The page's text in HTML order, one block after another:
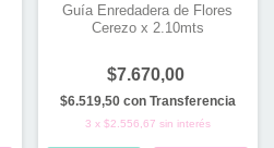
Guía Enredadera de Flores
Cerezo x 2.10mts
$7.670,00
$6.519,50 con Transferencia
3 x $2.556,67 sin interés